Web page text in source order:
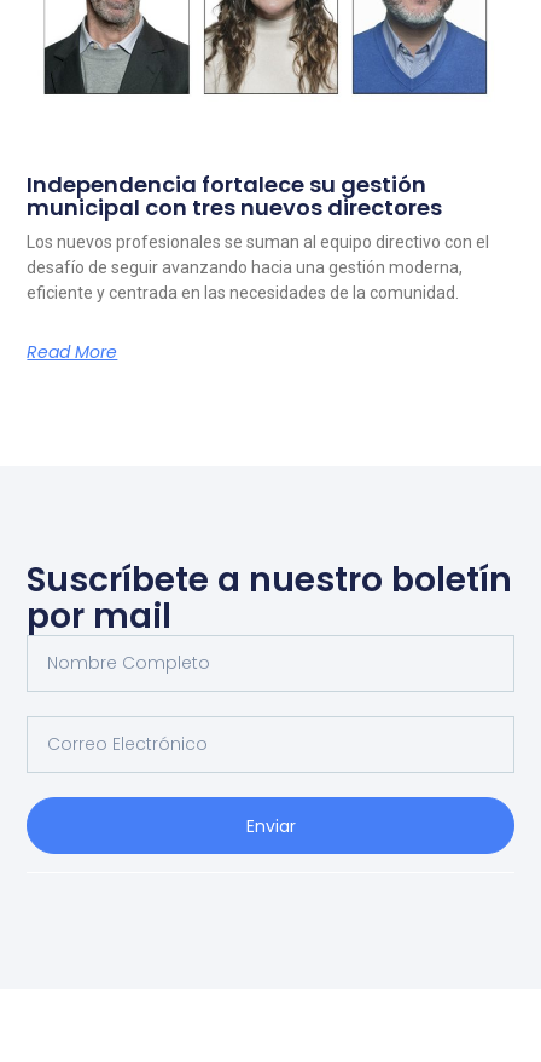
Independencia fortalece su gestión
municipal con tres nuevos directores
Los nuevos profesionales se suman al equipo directivo con el
desafío de seguir avanzando hacia una gestión moderna,
eficiente y centrada en las necesidades de la comunidad.
Read More
Suscríbete a nuestro boletín
por mail
Enviar